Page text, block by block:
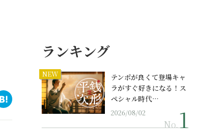
ランキング
NEW
テンポが良くて登場キャ
ラがすぐ好きになる！ス
ペシャル時代…
2026/08/02
No.